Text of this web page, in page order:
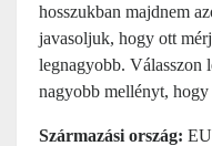
hosszukban majdnem
javasoljuk, hogy ott
legnagyobb. Válasszon
nagyobb mellényt, hogy
Származási ország: EU